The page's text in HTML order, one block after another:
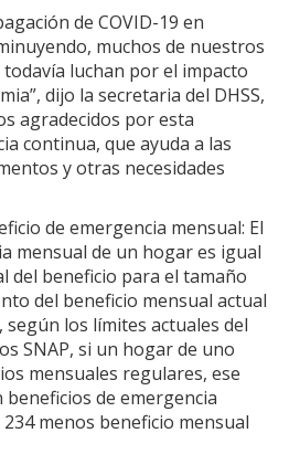
de COVID-19 en
muchos de nuestros
luchan por el impacto
dijo la secretaria del DHSS,
agradecidos por esta
continua, que ayuda a las
y otras necesidades
de emergencia mensual: El
mensual de un hogar es igual
del beneficio para el tamaño
del beneficio mensual actual
los límites actuales del
SNAP, si un hogar de uno
mensuales regulares, ese
de emergencia
menos beneficio mensual